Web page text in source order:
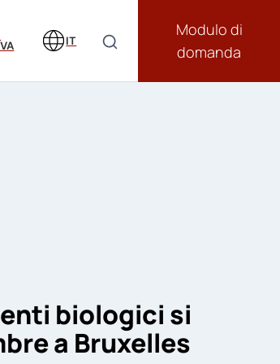
IT
Modulo di
domanda
biologici si
a Bruxelles